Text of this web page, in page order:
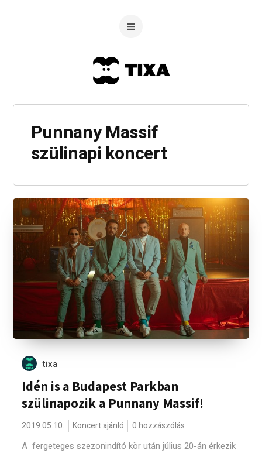
Punnany Massif
szülinapi koncert
tixa
Idén is a Budapest Parkban
szülinapozik a Punnany Massif!
2019.05.10. Koncert ajánló 0 hozzászólás
A fergeteges szezonindító kör után július 20-án érkezik